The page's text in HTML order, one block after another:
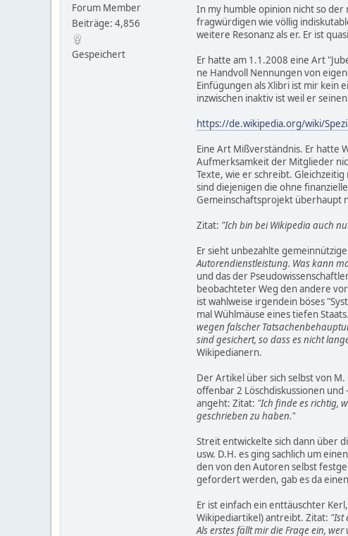
Forum Member
Beiträge: 4,856
Gespeichert
In my humble opinion nicht so der
fragwürdigen wie völlig
weitere Resonanz als er. Er ist
Er hatte am 1.1.2008 eine Art
ne Handvoll Nennungen von
Einfügungen als Xlibri ist mir kein
inzwischen inaktiv ist weil er
https://de.wikipedia.org/wiki/
Eine Art Mißverständnis. Er hatte
Aufmerksamkeit der Mitglieder
Texte, wie er schreibt.
sind diejenigen die ohne
Gemeinschaftsprojekt überhaupt
Zitat: "Ich bin bei Wikipedia auch
Er sieht unbezahlte
Autorendienstleistung. Was kann
und das der
beobachteter Weg den andere
ist wahlweise irgendein böses
mal Wühlmäuse eines tiefen
wegen falscher
sind gesichert, so dass es nicht
Wikipedianern.
Der Artikel über sich selbst von
offenbar 2 Löschdiskussionen und
angeht: Zitat: "Ich finde es richtig,
geschrieben zu haben."
Streit entwickelte sich dann über
usw. D.H. es ging sachlich um
den von den Autoren selbst
gefordert werden, gab es da
Er ist einfach ein enttäuschter
Wikipediartikel) antreibt. Zitat: "Ist
Als erstes fällt mir die Frage ein,